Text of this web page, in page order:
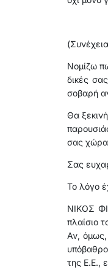
Νομίζω
δικές
σοβαρή
Θα
σας
Σας
Το λόγο
ΝΙΚΟΣ
πλαίσιο
Αν, όμως,
της Ε.Ε.,